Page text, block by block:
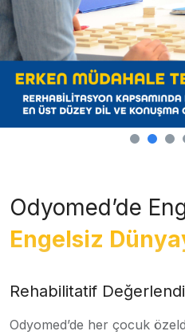
Odyomed’de
Engelsiz
Rehabilitatif
Odyomed’de her çocuk